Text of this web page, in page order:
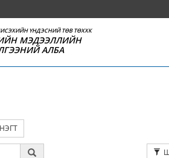
ҮНДЭСНИЙ ТӨВ ТӨХХК
МЭДЭЭЛЛИЙН
АЛБА